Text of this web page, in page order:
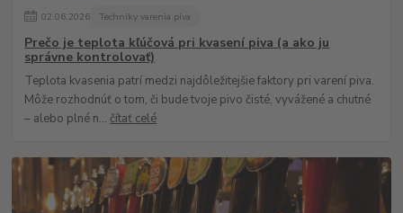
02.06.2026 Techniky varenia piva
Prečo je teplota kľúčová pri kvasení piva (a ako ju
správne kontrolovať)
Teplota kvasenia patrí medzi najdôležitejšie faktory pri varení piva.
Môže rozhodnúť o tom, či bude tvoje pivo čisté, vyvážené a chutné
– alebo plné n... čítať celé